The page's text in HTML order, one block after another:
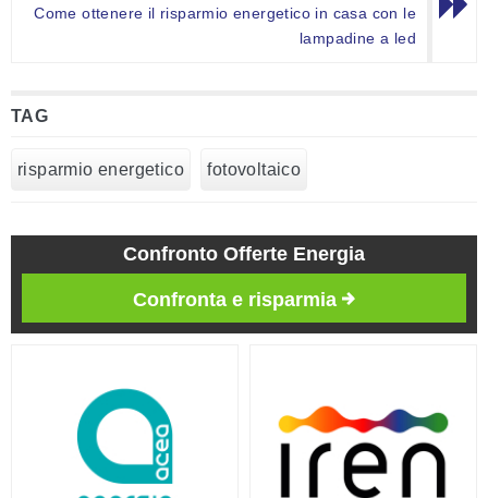
Come ottenere il risparmio energetico in casa con le
lampadine a led
TAG
risparmio energetico fotovoltaico
Confronto Offerte Energia
Confronta e risparmia